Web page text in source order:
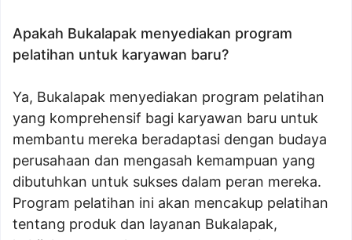
Apakah Bukalapak menyediakan program
pelatihan untuk karyawan baru?
Ya, Bukalapak menyediakan program pelatihan
yang komprehensif bagi karyawan baru untuk
membantu mereka beradaptasi dengan budaya
perusahaan dan mengasah kemampuan yang
dibutuhkan untuk sukses dalam peran mereka.
Program pelatihan ini akan mencakup pelatihan
tentang produk dan layanan Bukalapak,